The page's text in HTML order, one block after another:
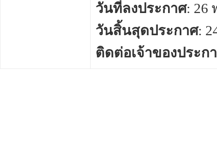
วันที่ลงประกาศ: 26
วันสิ้นสุดประกาศ:
ติดต่อเจ้าของประก